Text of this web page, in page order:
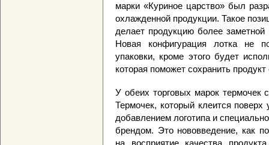
марки «Куриное царство» был
охлажденной продукции. Такое
делает продукцию более
Новая конфигурация лотка не
упаковки, кроме этого будет
которая поможет сохранить
У обеих торговых марок термочек
Термочек, который клеится
добавлением логотипа и
брендом. Это нововведение, как